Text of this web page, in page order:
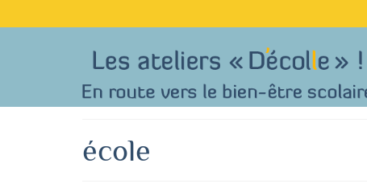
école